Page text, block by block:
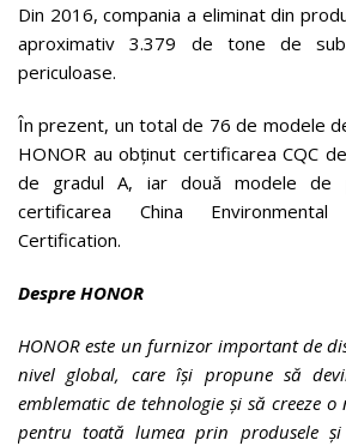
Din 2016, compania a eliminat din
aproximativ 3.379 de tone de
periculoase.
În prezent, un total de 76 de modele
HONOR au obținut certificarea CQC
de gradul A, iar două modele de
certificarea China
Certification.
Despre HONOR
HONOR este un furnizor important de
nivel global, care își propune să
emblematic de tehnologie și să creeze
pentru toată lumea prin produsele și